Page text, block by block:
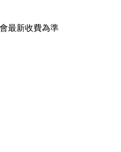
最新收費為準